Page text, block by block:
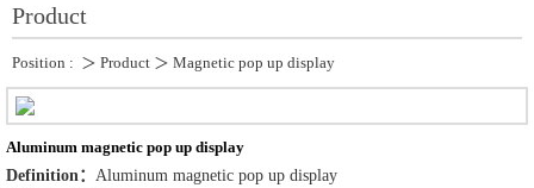
Product
Position : ＞ Product ＞ Magnetic pop up display
Aluminum magnetic pop up display
Definition： Aluminum magnetic pop up display